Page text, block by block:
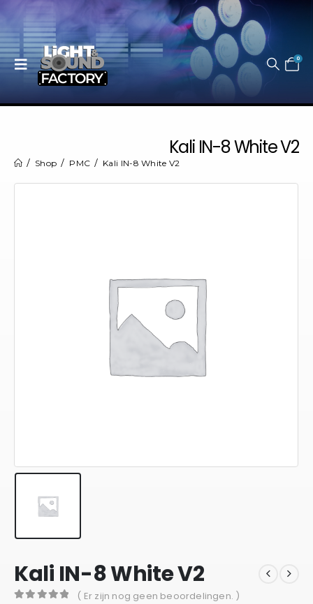
0
Kali IN-8 White V2
Shop PMC Kali IN-8 White V2
Kali IN-8 White V2
( Er zijn nog geen beoordelingen. )